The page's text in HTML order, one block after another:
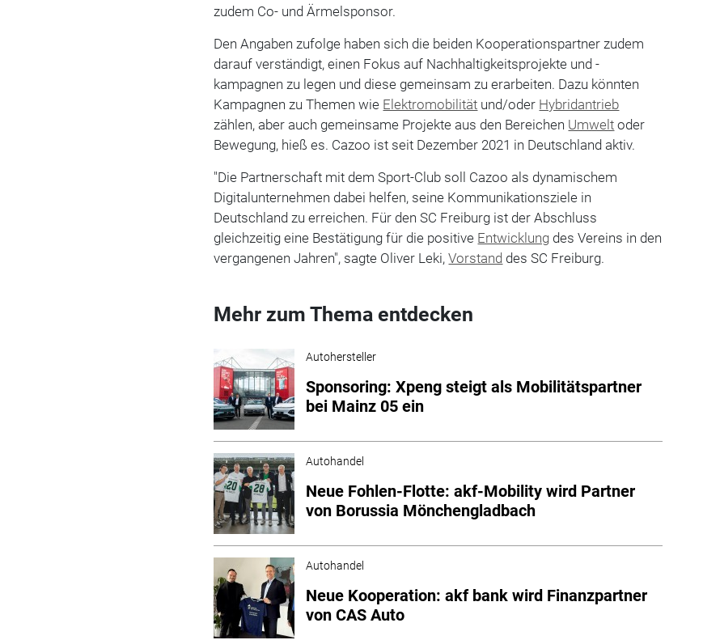
zudem Co- und Ärmelsponsor.
Den Angaben zufolge haben sich die beiden Kooperationspartner zudem
darauf verständigt, einen Fokus auf Nachhaltigkeitsprojekte und -
kampagnen zu legen und diese gemeinsam zu erarbeiten. Dazu könnten
Kampagnen zu Themen wie Elektromobilität und/oder Hybridantrieb
zählen, aber auch gemeinsame Projekte aus den Bereichen Umwelt oder
Bewegung, hieß es. Cazoo ist seit Dezember 2021 in Deutschland aktiv.
"Die Partnerschaft mit dem Sport-Club soll Cazoo als dynamischem
Digitalunternehmen dabei helfen, seine Kommunikationsziele in
Deutschland zu erreichen. Für den SC Freiburg ist der Abschluss
gleichzeitig eine Bestätigung für die positive Entwicklung des Vereins in den
vergangenen Jahren", sagte Oliver Leki,Vorstand des SC Freiburg.
Mehr zum Thema entdecken
Autohersteller
Sponsoring: Xpeng steigt als Mobilitätspartner
bei Mainz 05 ein
Autohandel
Neue Fohlen-Flotte: akf-Mobility wird Partner
von Borussia Mönchengladbach
Autohandel
Neue Kooperation: akf bank wird Finanzpartner
von CAS Auto